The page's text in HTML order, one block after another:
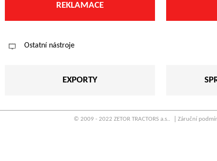
REKLAMACE
Ostatní nástroje
EXPORTY
© 2009 - 2022 ZETOR TRACTORS a.s.. Záruční